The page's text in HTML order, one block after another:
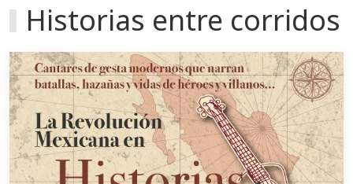
Historias entre corridos